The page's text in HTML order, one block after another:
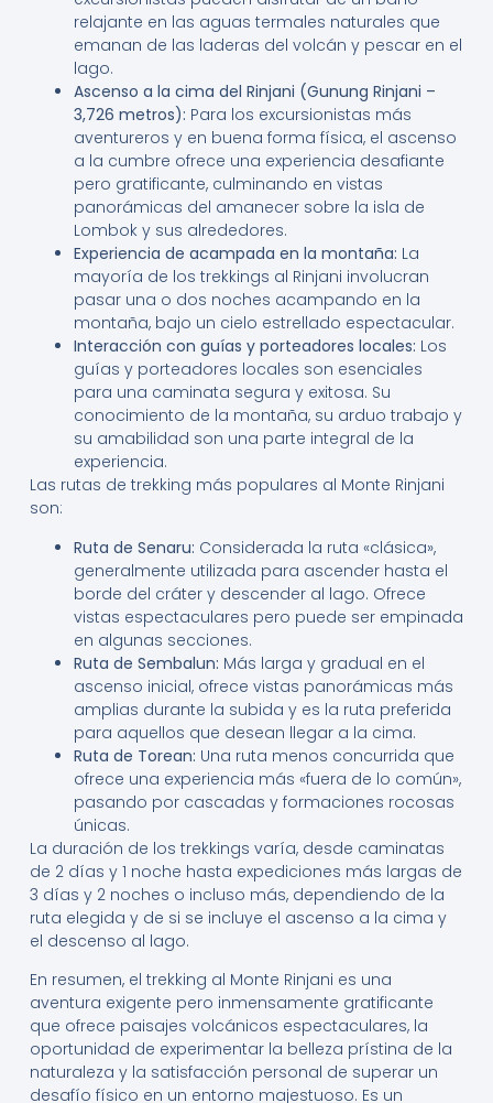
relajante en las aguas termales naturales que
emanan de las laderas del volcán y pescar en el
lago.
Ascenso a la cima del Rinjani (Gunung Rinjani –
3,726 metros): Para los excursionistas más
aventureros y en buena forma física, el ascenso
a la cumbre ofrece una experiencia desafiante
pero gratificante, culminando en vistas
panorámicas del amanecer sobre la isla de
Lombok y sus alrededores.
Experiencia de acampada en la montaña: La
mayoría de los trekkings al Rinjani involucran
pasar una o dos noches acampando en la
montaña, bajo un cielo estrellado espectacular.
Interacción con guías y porteadores locales: Los
guías y porteadores locales son esenciales
para una caminata segura y exitosa. Su
conocimiento de la montaña, su arduo trabajo y
su amabilidad son una parte integral de la
experiencia.
Las rutas de trekking más populares al Monte Rinjani
son:
Ruta de Senaru: Considerada la ruta «clásica»,
generalmente utilizada para ascender hasta el
borde del cráter y descender al lago. Ofrece
vistas espectaculares pero puede ser empinada
en algunas secciones.
Ruta de Sembalun: Más larga y gradual en el
ascenso inicial, ofrece vistas panorámicas más
amplias durante la subida y es la ruta preferida
para aquellos que desean llegar a la cima.
Ruta de Torean: Una ruta menos concurrida que
ofrece una experiencia más «fuera de lo común»,
pasando por cascadas y formaciones rocosas
únicas.
La duración de los trekkings varía, desde caminatas
de 2 días y 1 noche hasta expediciones más largas de
3 días y 2 noches o incluso más, dependiendo de la
ruta elegida y de si se incluye el ascenso a la cima y
el descenso al lago.
En resumen, el trekking al Monte Rinjani es una
aventura exigente pero inmensamente gratificante
que ofrece paisajes volcánicos espectaculares, la
oportunidad de experimentar la belleza prístina de la
naturaleza y la satisfacción personal de superar un
desafío físico en un entorno majestuoso. Es un